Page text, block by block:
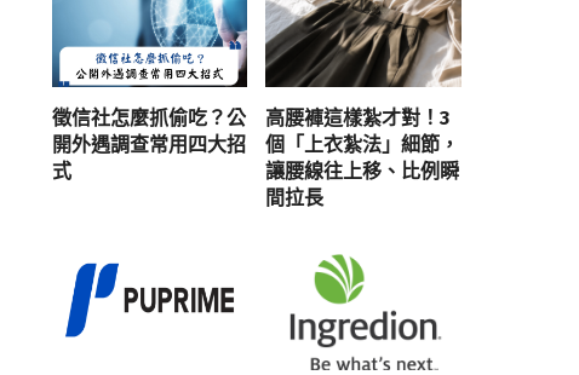
徵信社怎麼抓偷吃？公
開外遇調查常用四大招
式
高腰褲這樣紮才對！3
個「上衣紮法」細節，
讓腰線往上移、比例瞬
間拉長